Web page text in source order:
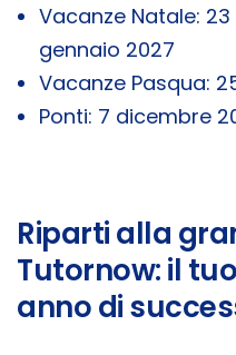
Vacanze Natale:
gennaio 2027
Vacanze Pasqua:
Ponti: 7 dicembre
Riparti alla
Tutornow: il
anno di